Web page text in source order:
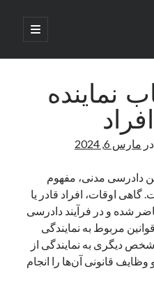
باز
کردن
اصلی
جستجو
تجربه‌ای یکپارچه و کاربردی
اینترنت ایرانسل همزمان با شرایط
ادعای نت‌بلاکس: قطعی اینترنت ایران بیش از 120 ساعت ادامه یافت؛ اتصال
نماینده
در مارس 6, 2024
دادرسی مدنی، مفهوم
گاهی اوقات، افراد قادر یا
شده و در فرآیند دادرسی
مربوط به نمایندگی
دیگری به نمایندگی از
قانونی آن‌ها را انجام